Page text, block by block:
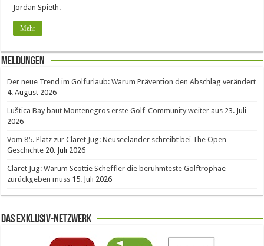
Jordan Spieth.
Mehr
Meldungen
Der neue Trend im Golfurlaub: Warum Prävention den Abschlag verändert
4. August 2026
Luštica Bay baut Montenegros erste Golf-Community weiter aus 23. Juli
2026
Vom 85. Platz zur Claret Jug: Neuseeländer schreibt bei The Open
Geschichte 20. Juli 2026
Claret Jug: Warum Scottie Scheffler die berühmteste Golftrophäe
zurückgeben muss 15. Juli 2026
Das Exklusiv-Netzwerk